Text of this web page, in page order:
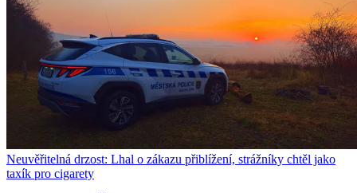
Neuvěřitelná drzost: Lhal o zákazu přiblížení, strážníky chtěl jako
taxík pro cigarety